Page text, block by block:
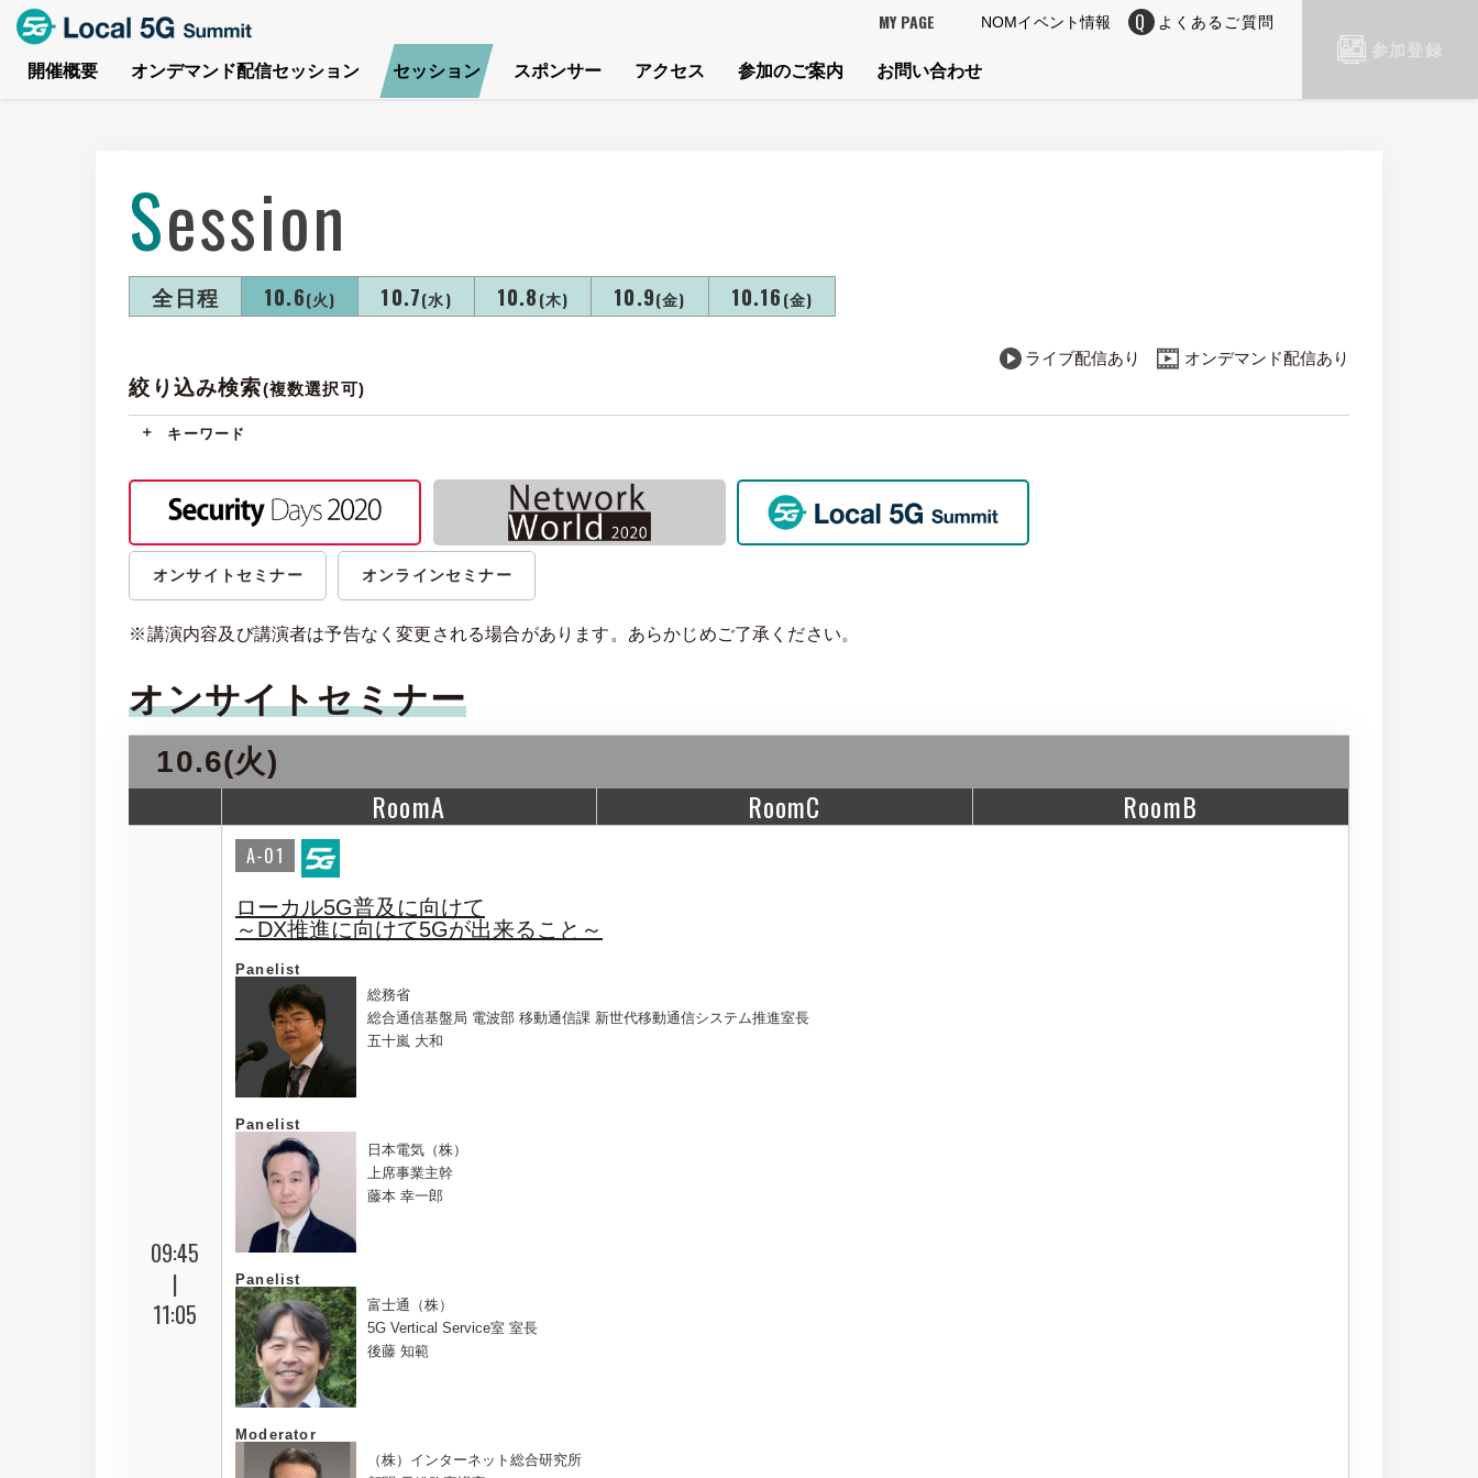
MY PAGE NOMイベント情報 よくあるご質問
開催概要
オンデマンド配信セッション セッション スポンサー アクセス 参加のご案内 お問い合わせ
Session
全日程 10.6(火) 10.7(水) 10.8(木) 10.9(金) 10.16(金)
ライブ配信あり オンデマンド配信あり
絞り込み検索(複数選択可)
キーワード
オンサイトセミナー オンラインセミナー
※講演内容及び講演者は予告なく変更される場合があります。あらかじめご了承ください。
オンサイトセミナー
10.6(火)
RoomA RoomC RoomB
09:45
|
11:05
A-01
ローカル5G普及に向けて
～DX推進に向けて5Gが出来ること～
Panelist
総務省
総合通信基盤局 電波部 移動通信課 新世代移動通信システム推進室長
五十嵐 大和
Panelist
日本電気（株）
上席事業主幹
藤本 幸一郎
Panelist
富士通（株）
5G Vertical Service室 室長
後藤 知範
Moderator
（株）インターネット総合研究所